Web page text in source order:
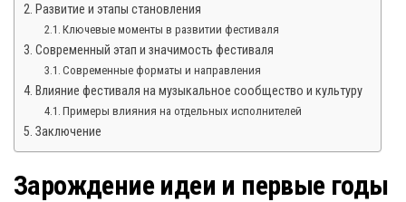
Развитие и этапы становления
Ключевые моменты в развитии фестиваля
Современный этап и значимость фестиваля
Современные форматы и направления
Влияние фестиваля на музыкальное сообщество и культуру
Примеры влияния на отдельных исполнителей
Заключение
Зарождение идеи и первые годы